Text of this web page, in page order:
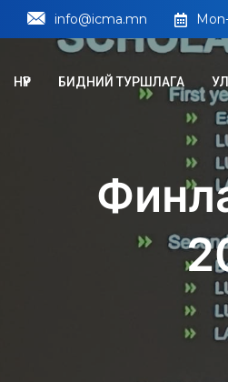
info@icma.mn
НҮҮР БИДНИЙ ТУРШЛАГА